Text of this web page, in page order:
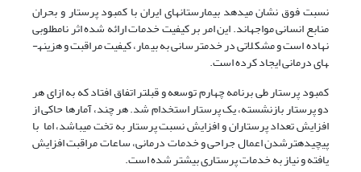
نسبت فوق نشان­ می­دهد بیمارستان­های ایران با کمبود پرستار و بحران
منابع انسانی مواجه­اند. این امر بر کیفیت خدمات ارائه شده اثر نامطلوبی
نهاده است و مشکلاتی در خدمت­رسانی به بیمار، کیفیت مراقبت و هزینه­
های درمانی ایجاد کرده است.
کمبود پرستار طی برنامه چهارم توسعه و قبل­تر اتفاق افتاد که به ازای هر
دو پرستار بازنشسته، یک پرستار استخدام شد. هر چند، آمارها حاکی از
افزایش تعداد پرستاران و افزایش نسبت پرستار به تخت می­باشد، اما با
پیچیده­تر­شدن اعمال جراحی و خدمات درمانی، ساعات مراقبت افزایش
یافته و نیاز به خدمات پرستاری بیشتر شده است.